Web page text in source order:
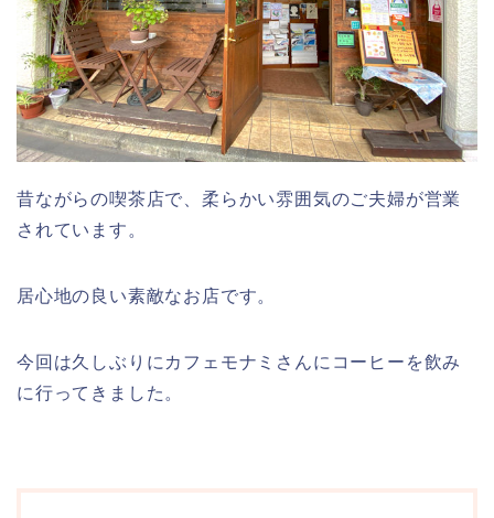
昔ながらの喫茶店で、柔らかい雰囲気のご夫婦が営業
されています。
居心地の良い素敵なお店です。
今回は久しぶりにカフェモナミさんにコーヒーを飲み
に行ってきました。